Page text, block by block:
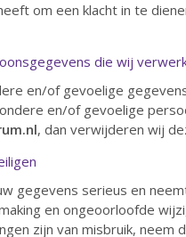
om een klacht in te
die wij
en/of gevoelige
en/of gevoelige
, dan verwijderen wij
gegevens serieus en
en ongeoorloofde
zijn van misbruik, neem